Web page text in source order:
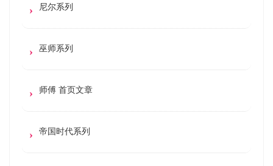
尼尔系列
巫师系列
师傅 首页文章
帝国时代系列